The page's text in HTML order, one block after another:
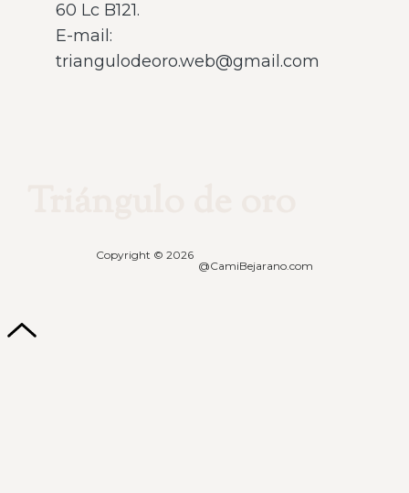
60 Lc B121.
E-mail:
triangulodeoro.web@gmail.com
Copyright © 2026
@CamiBejarano.com